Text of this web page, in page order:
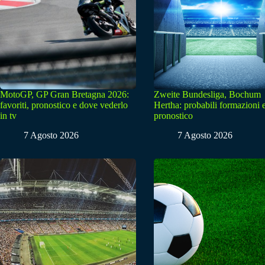
MotoGP, GP Gran Bretagna 2026:
favoriti, pronostico e dove vederlo
in tv
7 Agosto 2026
Zweite Bundesliga, Bochum
Hertha: probabili formazioni
pronostico
7 Agosto 2026